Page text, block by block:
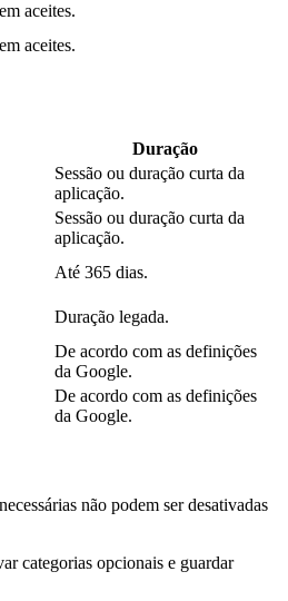
aceites.
aceites.
Duração
Sessão ou duração curta da
aplicação.
Sessão ou duração curta da
aplicação.
Até 365 dias.
Duração legada.
De acordo com as definições
da Google.
De acordo com as definições
da Google.
não podem ser desativadas
categorias opcionais e guardar